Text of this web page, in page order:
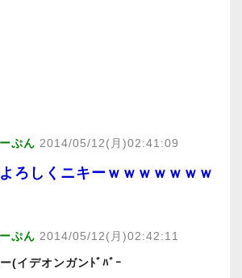
ぷん 2014/05/12(月)02:41:09
ろしくニキーｗｗｗｗｗｗｗ
ぷん 2014/05/12(月)02:42:11
(イデオンガンﾄﾞﾊﾞｰ